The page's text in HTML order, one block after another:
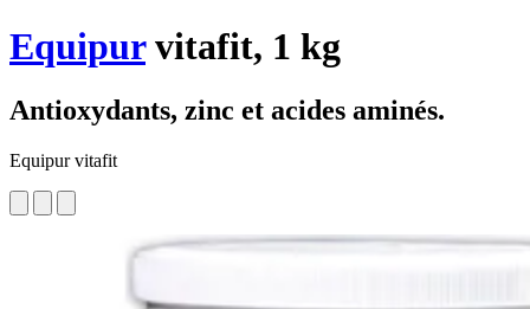
Equipurvitafit, 1 kg
Antioxydants, zinc et acides aminés.
Equipur vitafit